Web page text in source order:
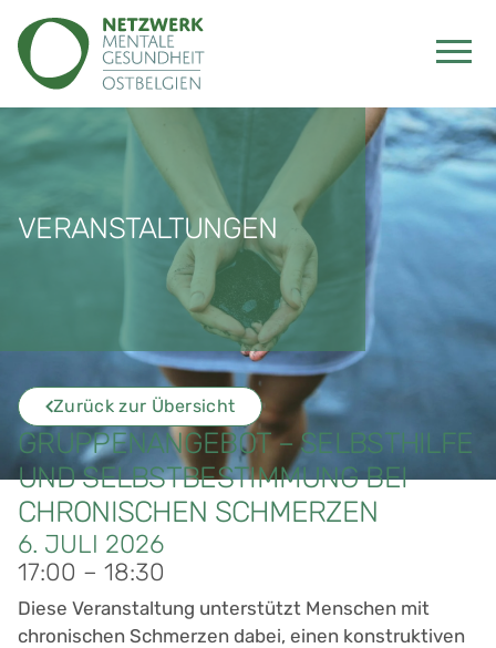
VERANSTALTUNGEN
Zurück zur Übersicht
GRUPPENANGEBOT – SELBSTHILFE
UND SELBSTBESTIMMUNG BEI
CHRONISCHEN SCHMERZEN
6. JULI 2026
17:00 – 18:30
Diese Veranstaltung unterstützt Menschen mit
chronischen Schmerzen dabei, einen konstruktiven